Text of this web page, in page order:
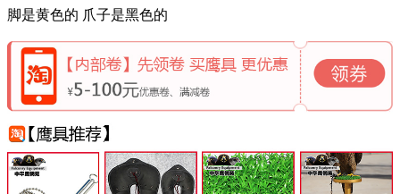
脚是黄色的 爪子是黑色的